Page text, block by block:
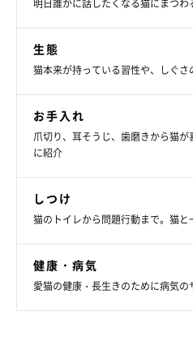
明日誰かに話したくなる猫にまつわ
生態
猫本来が持っている習性や、しぐ
お手入れ
爪切り、耳そうじ、歯磨きから猫
に紹介
しつけ
猫のトイレから問題行動まで。猫
健康・病気
愛猫の健康・長生きのために病気